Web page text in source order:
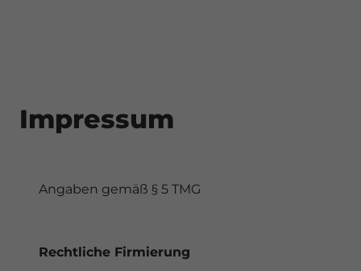
Impressum
Angaben gemäß § 5 TMG
Rechtliche Firmierung